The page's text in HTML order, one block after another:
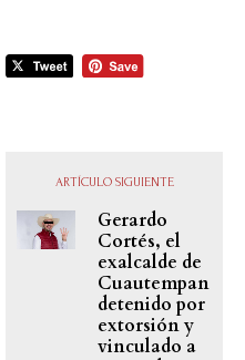
ARTÍCULO SIGUIENTE
Gerardo
Cortés, el
exalcalde de
Cuautempan
detenido por
extorsión y
vinculado a